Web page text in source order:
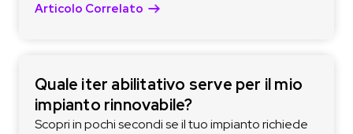
Articolo Correlato
Quale iter abilitativo serve per il mio
impianto rinnovabile?
Scopri in pochi secondi se il tuo impianto richiede